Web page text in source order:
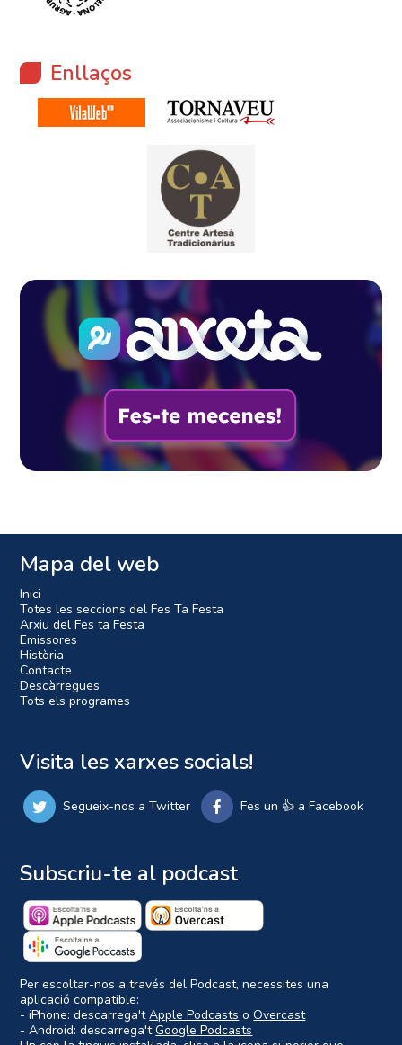
Enllaços
Mapa del web
Inici
Totes les seccions del Fes Ta Festa
Arxiu del Fes ta Festa
Emissores
Història
Contacte
Descàrregues
Tots els programes
Visita les xarxes socials!
Segueix-nos a Twitter Fes un 👍 a Facebook
Subscriu-te al podcast
Per escoltar-nos a través del Podcast, necessites una
aplicació compatible:
- iPhone: descarrega'tApple Podcasts oOvercast
- Android: descarrega'tGoogle Podcasts